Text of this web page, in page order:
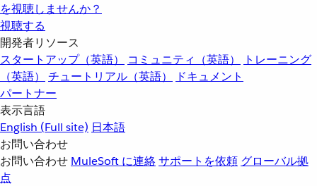
を視聴しませんか？
視聴する
開発者リソース
スタートアップ（英語）
コミュニティ（英語）
トレーニング
（英語）
チュートリアル（英語）
ドキュメント
パートナー
表示言語
English (Full site) 日本語
お問い合わせ
お問い合わせ MuleSoft に連絡サポートを依頼 グローバル拠
点